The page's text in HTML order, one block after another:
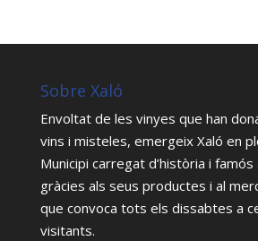
Sobre Xaló
Envoltat de les vinyes que han
vins i misteles, emergeix Xaló en
Municipi carregat d’història i famós
gràcies als seus productes i al
que convoca tots els dissabtes a
visitants.